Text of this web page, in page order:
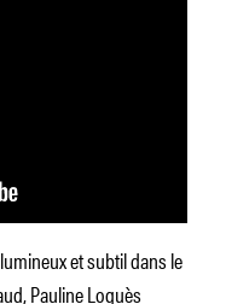
et subtil dans le
Pauline Loquès